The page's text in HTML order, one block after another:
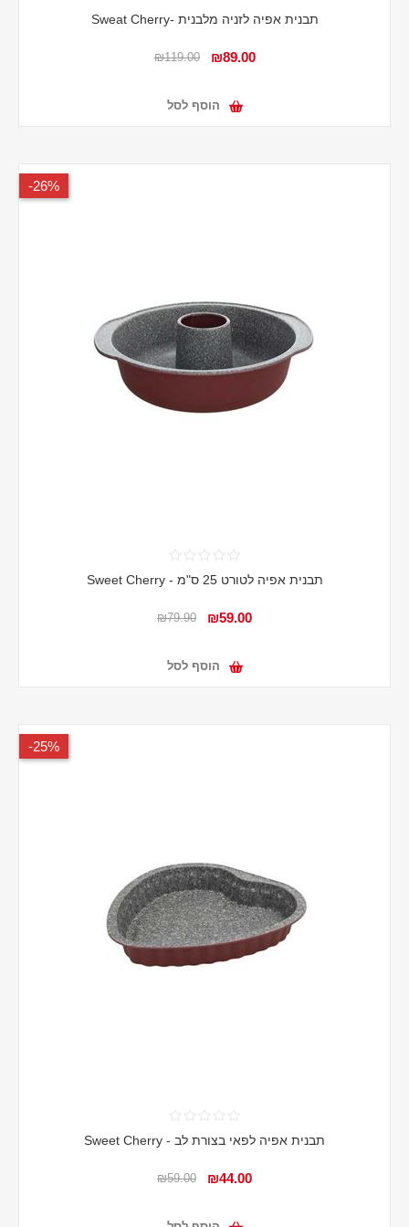
תבנית אפיה לזניה מלבנית -Sweat Cherry
₪89.00
₪119.00
הוסף לסל
26%-
תבנית אפיה לטורט 25 ס"מ - Sweet Cherry
₪59.00
₪79.90
הוסף לסל
25%-
תבנית אפיה לפאי בצורת לב - Sweet Cherry
₪44.00
₪59.00